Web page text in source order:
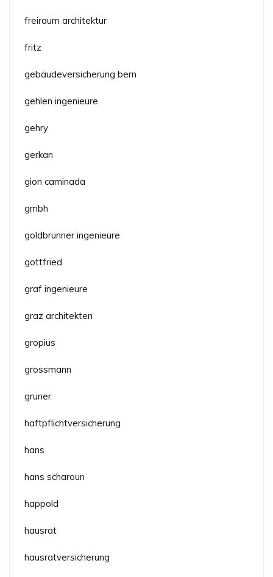
freiraum architektur
fritz
gebäudeversicherung bern
gehlen ingenieure
gehry
gerkan
gion caminada
gmbh
goldbrunner ingenieure
gottfried
graf ingenieure
graz architekten
gropius
grossmann
gruner
haftpflichtversicherung
hans
hans scharoun
happold
hausrat
hausratversicherung